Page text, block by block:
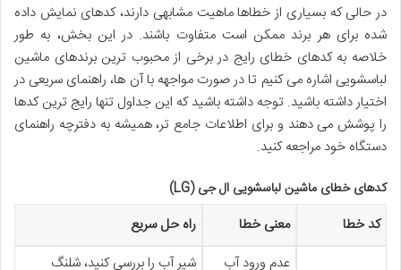
در حالی که بسیاری از خطاها ماهیت مشابهی دارند، کدهای نمایش داده
شده برای هر برند ممکن است متفاوت باشند. در این بخش، به طور
خلاصه به کدهای خطای رایج در برخی از محبوب ترین برندهای ماشین
لباسشویی اشاره می کنیم تا در صورت مواجهه با آن ها، راهنمای سریعی در
اختیار داشته باشید. توجه داشته باشید که این جداول تنها رایج ترین کدها
را پوشش می دهند و برای اطلاعات جامع تر، همیشه به دفترچه راهنمای
دستگاه خود مراجعه کنید.
کدهای خطای ماشین لباسشویی ال جی (LG)
کد خطا معنی خطا راه حل سریع
عدم ورود آب
شیر آب را بررسی کنید، شلنگ